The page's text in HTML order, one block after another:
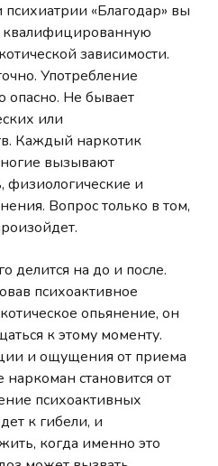
«Благодар» вы
квалифицированную
зависимости.
Употребление
опасно. Не бывает
или
Каждый наркотик
вызывают
физиологические и
Вопрос только в том,
делится на до и после.
психоактивное
опьянение, он
к этому моменту.
и ощущения от приема
становится от
психоактивных
к гибели, и
когда именно это